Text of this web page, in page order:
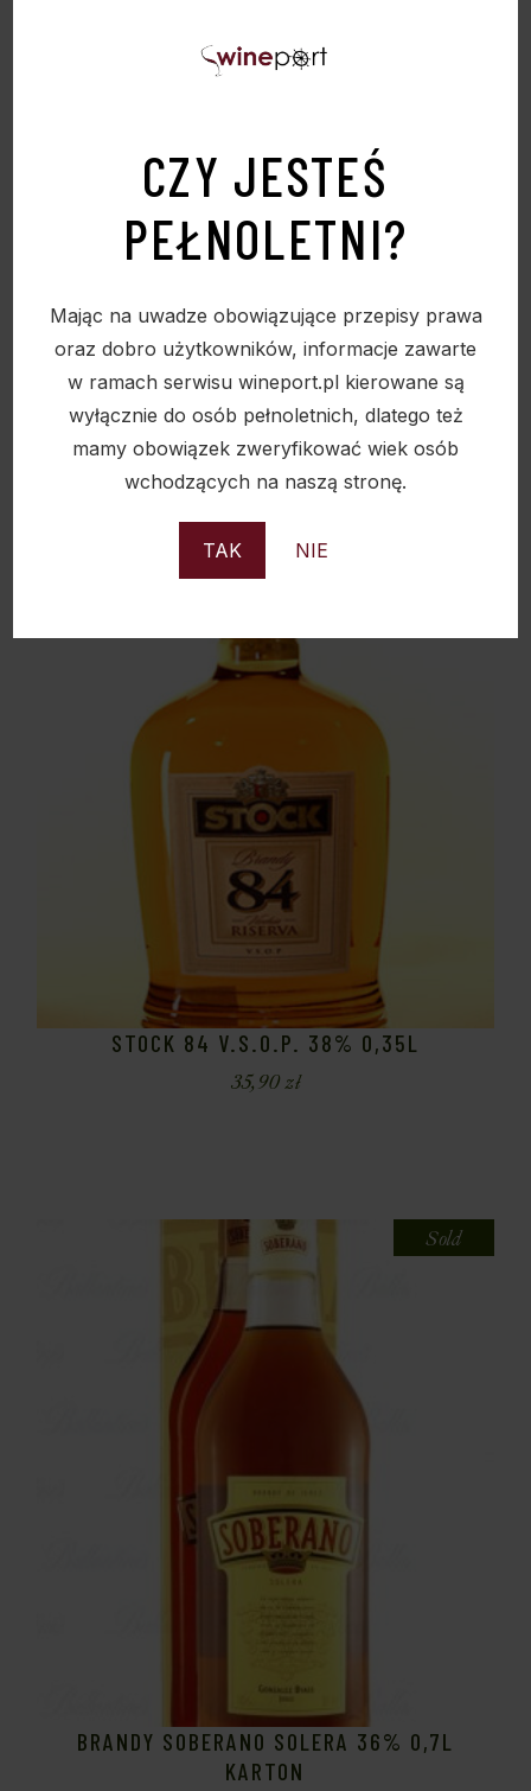
CZY JESTEŚ
PEŁNOLETNI?
Mając na uwadze obowiązujące przepisy prawa
oraz dobro użytkowników, informacje zawarte
w ramach serwisu wineport.pl kierowane są
wyłącznie do osób pełnoletnich, dlatego też
mamy obowiązek zweryfikować wiek osób
wchodzących na naszą stronę.
TAK NIE
BRANDY BARDINET NAPOLEON V.S.O.P 38%
0,7L
61,50
STOCK 84 V.S.O.P. 38% 0,35L
35,90zł
Sold
BRANDY SOBERANO SOLERA 36% 0,7L
KARTON